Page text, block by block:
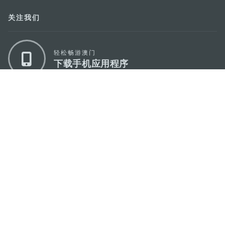
关注我们
轻松畅游澳门
下载手机应用程序